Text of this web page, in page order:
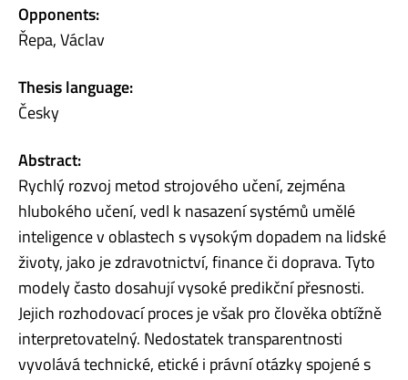
Opponents:
Řepa, Václav
Thesis language:
Česky
Abstract:
Rychlý rozvoj metod strojového učení, zejména
hlubokého učení, vedl k nasazení systémů umělé
inteligence v oblastech s vysokým dopadem na lidské
životy, jako je zdravotnictví, finance či doprava. Tyto
modely často dosahují vysoké predikční přesnosti.
Jejich rozhodovací proces je však pro člověka obtížně
interpretovatelný. Nedostatek transparentnosti
vyvolává technické, etické i právní otázky spojené s